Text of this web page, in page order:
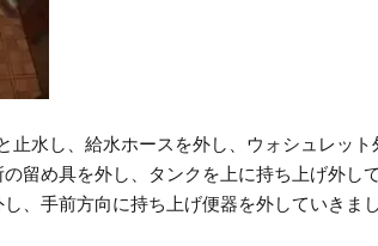
止水し、給水ホースを外し、ウォシュレット
留め具を外し、タンクを上に持ち上げ外し
、手前方向に持ち上げ便器を外していきまし